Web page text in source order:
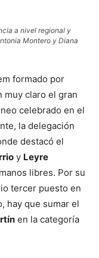
a nivel regional y
Montero y Diana
formado por
muy claro el gran
celebrado en el
la delegación
destacó el
y Leyre
libres. Por su
tercer puesto en
hay que sumar el
en la categoría